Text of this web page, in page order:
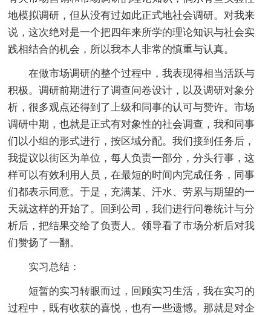
地模拟调研，但从没有过如此正式地社会调研。对我来
说，这次绝对是一个把四年来所学的理论知识与社会实
践相结合的机会，所以我本人非常的慎重与认真。
在做市场调研的整个过程中，我表现得相当活跃与
积极。调研前期进行了调查问卷设计，以及调研对象分
析，很多观点还得到了上级和同事的认可与赞许。市场
调研中期，也就是正式有对象性的社会调查，我和同事
们以小组的形式进行，按区域分配。我们接到任务后，
我提议以街区为单位，每人负责一部分，分头行事，这
样可以有效利用人员，在最短的时间内完成任务，同事
们都表示同意。于是，充满某、汗水、劳累与期望的一
天就这样的开始了。回到公司，我们进行问卷统计与分
析后，把结果交给了负责人。领导看了市场分析后对我
们赞扬了一翻。
实习总结：
短暂的实习转眼而过，回顾实习生活，我在实习的
过程中，既有收获的喜悦，也有一些遗憾。那就是对企